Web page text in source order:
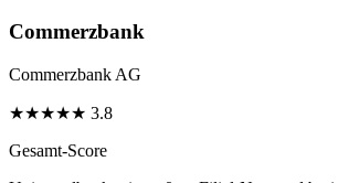
Commerzbank
Commerzbank AG
★★★★★ 3.8
Gesamt-Score